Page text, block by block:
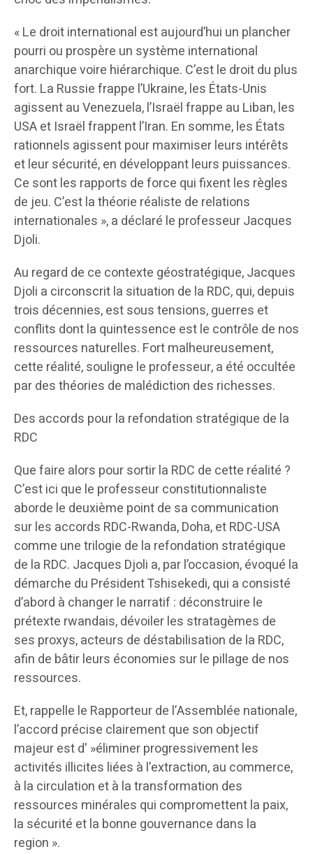
« Le droit international est aujourd’hui un plancher
pourri ou prospère un système international
anarchique voire hiérarchique. C’est le droit du plus
fort. La Russie frappe l’Ukraine, les États-Unis
agissent au Venezuela, l’Israël frappe au Liban, les
USA et Israël frappent l’Iran. En somme, les États
rationnels agissent pour maximiser leurs intérêts
et leur sécurité, en développant leurs puissances.
Ce sont les rapports de force qui fixent les règles
de jeu. C’est la théorie réaliste de relations
internationales », a déclaré le professeur Jacques
Djoli.
Au regard de ce contexte géostratégique, Jacques
Djoli a circonscrit la situation de la RDC, qui, depuis
trois décennies, est sous tensions, guerres et
conflits dont la quintessence est le contrôle de nos
ressources naturelles. Fort malheureusement,
cette réalité, souligne le professeur, a été occultée
par des théories de malédiction des richesses.
Des accords pour la refondation stratégique de la
RDC
Que faire alors pour sortir la RDC de cette réalité ?
C’est ici que le professeur constitutionnaliste
aborde le deuxième point de sa communication
sur les accords RDC-Rwanda, Doha, et RDC-USA
comme une trilogie de la refondation stratégique
de la RDC. Jacques Djoli a, par l’occasion, évoqué la
démarche du Président Tshisekedi, qui a consisté
d’abord à changer le narratif : déconstruire le
prétexte rwandais, dévoiler les stratagèmes de
ses proxys, acteurs de déstabilisation de la RDC,
afin de bâtir leurs économies sur le pillage de nos
ressources.
Et, rappelle le Rapporteur de l’Assemblée nationale,
l’accord précise clairement que son objectif
majeur est d' »éliminer progressivement les
activités illicites liées à l’extraction, au commerce,
à la circulation et à la transformation des
ressources minérales qui compromettent la paix,
la sécurité et la bonne gouvernance dans la
region ».